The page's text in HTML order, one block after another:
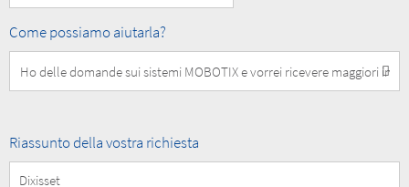
How
help
you?
Come possiamo aiutarla?
Summary
Riassunto della vostra richiesta